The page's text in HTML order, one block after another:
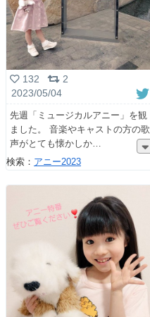
132
2
2023/05/04
先週「ミュージカルアニー」を観
ました。 音楽やキャストの方の歌
声がとても懐かしか
検索： アニー2023